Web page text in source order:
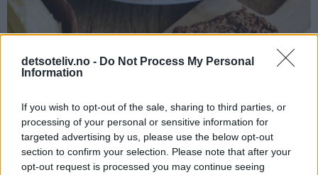
detsoteliv.no - Do Not Process My Personal
Information
If you wish to opt-out of the sale, sharing to third parties, or
processing of your personal or sensitive information for
targeted advertising by us, please use the below opt-out
section to confirm your selection. Please note that after your
opt-out request is processed you may continue seeing